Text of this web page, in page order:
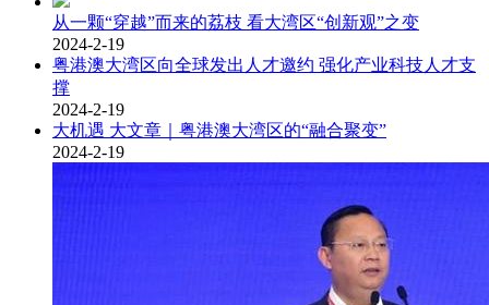
从一颗“穿越”而来的荔枝 看大湾区“创新观”之变
2024-2-19
粤港澳大湾区向全球发出人才邀约 强化产业科技人才支
撑
2024-2-19
大机遇 大文章｜粤港澳大湾区的“融合聚变”
2024-2-19